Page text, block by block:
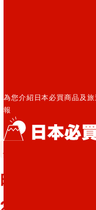
為您介紹日本必買商品及
報
僅有20個吧檯座位
えもん（烤雞串
由經驗老道